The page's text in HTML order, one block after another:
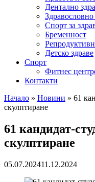
Дентално
Спорт за
Бременност
Детско здраве
Спорт
Фитнес
Контакти
Начало » Новини » 61
скулптиране
61 кандидат-
скулптиране
05.07.202411.12.2024